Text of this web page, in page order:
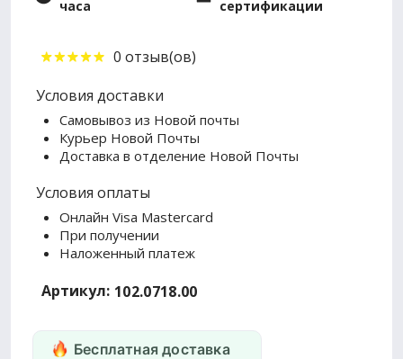
часа
сертификации
0 отзыв(ов)
Условия доставки
Самовывоз из Новой почты
Курьер Новой Почты
Доставка в отделение Новой Почты
Условия оплаты
Онлайн Visa Mastercard
При получении
Наложенный платеж
Артикул: 102.0718.00
Бесплатная доставка